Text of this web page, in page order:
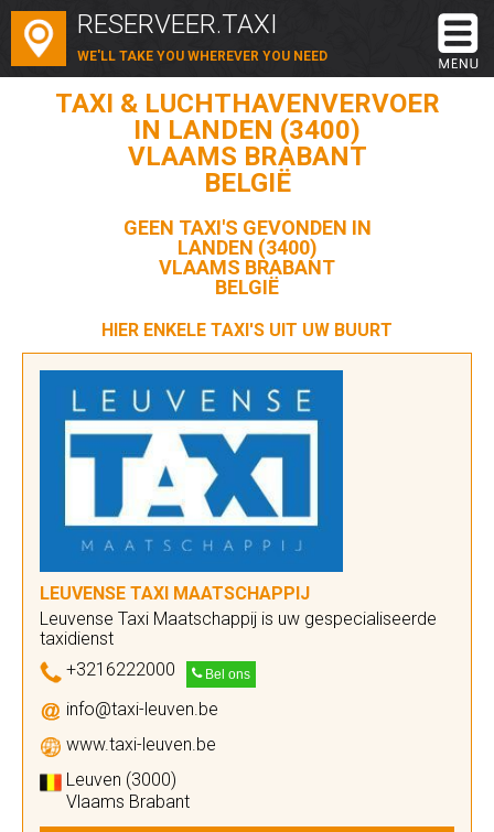
RESERVEER.TAXI
WE'LL TAKE YOU WHEREVER YOU NEED
TAXI & LUCHTHAVENVERVOER
IN LANDEN (3400)
VLAAMS BRABANT
BELGIË
GEEN TAXI'S GEVONDEN IN
LANDEN (3400)
VLAAMS BRABANT
BELGIË
HIER ENKELE TAXI'S UIT UW BUURT
LEUVENSE TAXI MAATSCHAPPIJ
Leuvense Taxi Maatschappij is uw gespecialiseerde
taxidienst
+3216222000
Bel ons
info@taxi-leuven.be
www.taxi-leuven.be
Leuven (3000)
Vlaams Brabant